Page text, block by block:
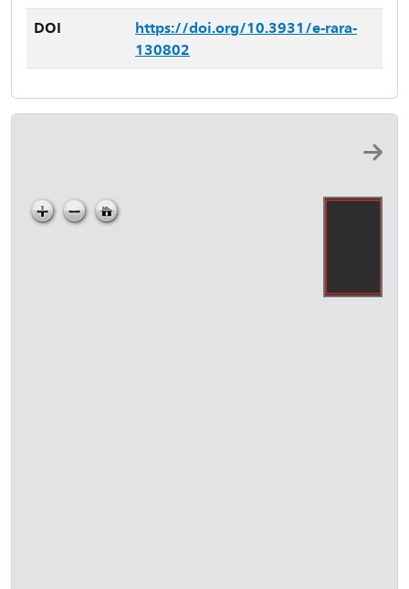
DOI
https://doi.org/10.3931/e-rara-
130802